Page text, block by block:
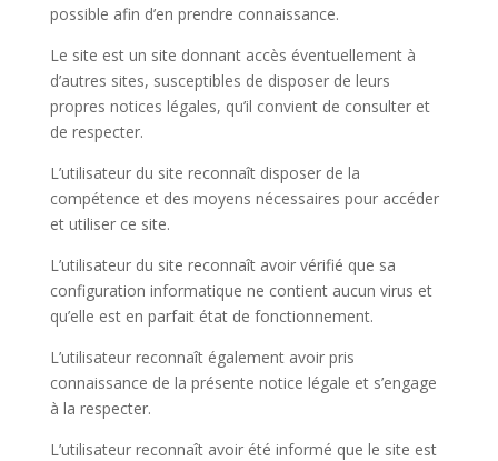
possible afin d’en prendre connaissance.
Le site est un site donnant accès éventuellement à
d’autres sites, susceptibles de disposer de leurs
propres notices légales, qu’il convient de consulter et
de respecter.
L’utilisateur du site reconnaît disposer de la
compétence et des moyens nécessaires pour accéder
et utiliser ce site.
L’utilisateur du site reconnaît avoir vérifié que sa
configuration informatique ne contient aucun virus et
qu’elle est en parfait état de fonctionnement.
L’utilisateur reconnaît également avoir pris
connaissance de la présente notice légale et s’engage
à la respecter.
L’utilisateur reconnaît avoir été informé que le site est